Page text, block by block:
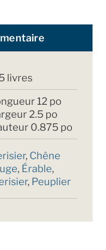
livres
12 po
2.5 po
0.875 po
, Chêne
, Érable,
, Peuplier